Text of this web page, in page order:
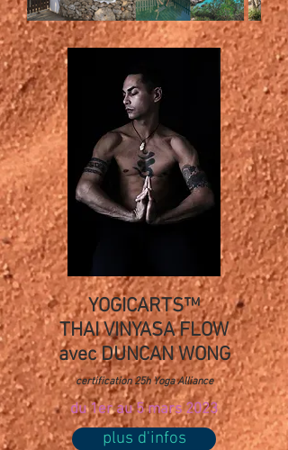
YOGICARTS™
THAI VINYASA FLOW
avec DUNCAN WONG
certification 25h Yoga Alliance
du 1er au 5 mars 2023
plus d'infos